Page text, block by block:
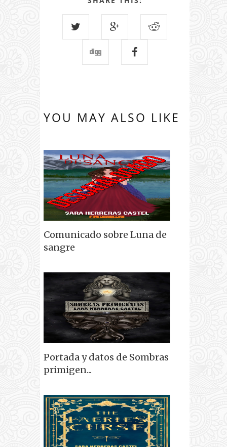
YOU MAY ALSO LIKE
Comunicado sobre Luna de
sangre
Portada y datos de Sombras
primigen...